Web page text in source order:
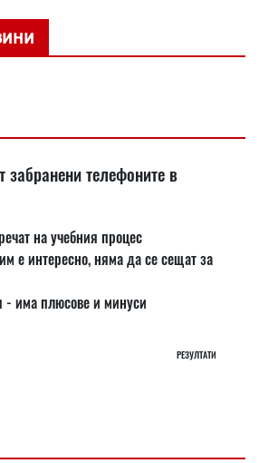
телефоните в
на учебния процес
е интересно, няма да се сещат за
- има плюсове и минуси
РЕЗУЛТАТИ